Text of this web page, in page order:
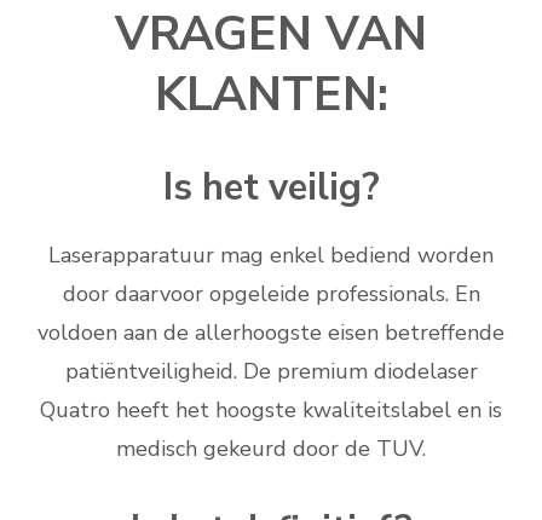
VRAGEN VAN
KLANTEN:
Is het veilig?
Laserapparatuur mag enkel bediend worden
door daarvoor opgeleide professionals. En
voldoen aan de allerhoogste eisen betreffende
patiëntveiligheid. De premium diodelaser
Quatro heeft het hoogste kwaliteitslabel en is
medisch gekeurd door de TUV.